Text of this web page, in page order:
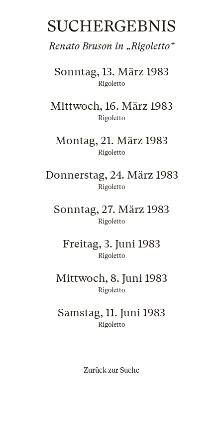
SUCHERGEBNIS
Renato Bruson in „Rigoletto“
Sonntag, 13. März 1983
Rigoletto
Mittwoch, 16. März 1983
Rigoletto
Montag, 21. März 1983
Rigoletto
Donnerstag, 24. März 1983
Rigoletto
Sonntag, 27. März 1983
Rigoletto
Freitag, 3. Juni 1983
Rigoletto
Mittwoch, 8. Juni 1983
Rigoletto
Samstag, 11. Juni 1983
Rigoletto
Zurück zur Suche